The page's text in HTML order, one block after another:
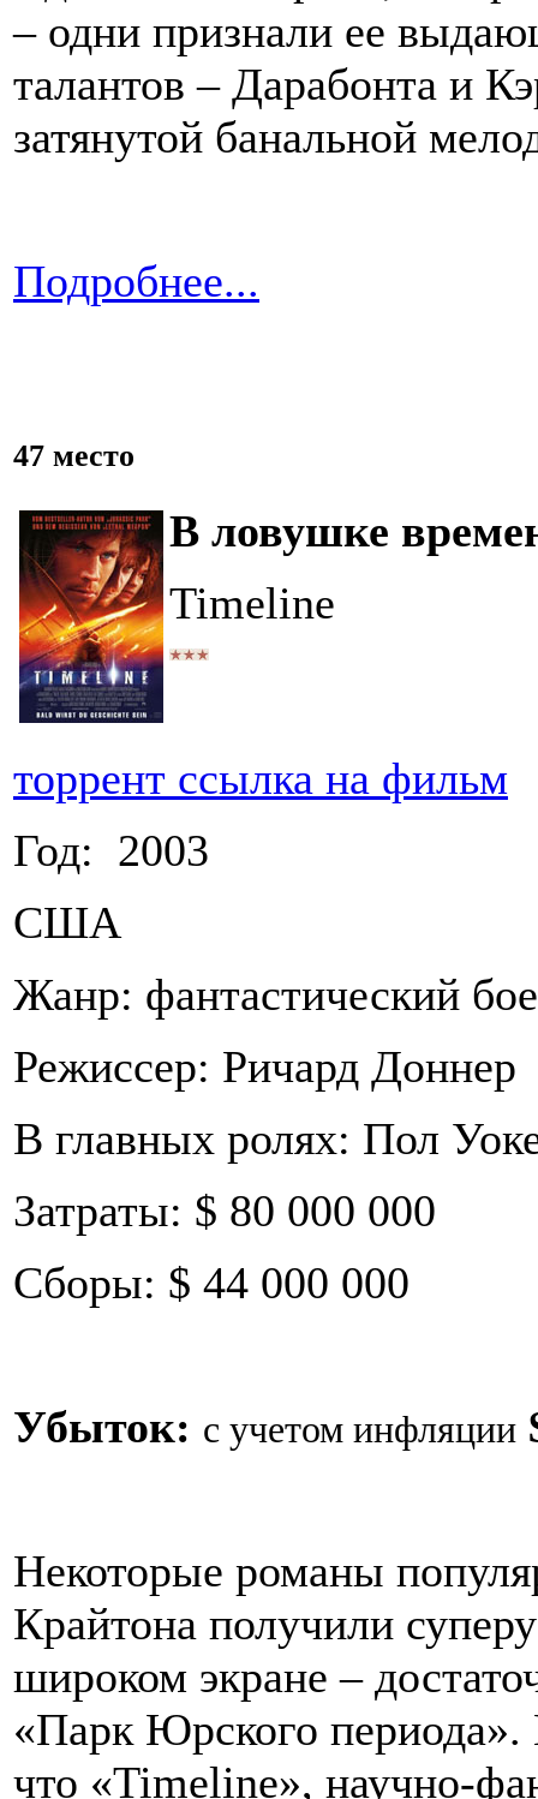
– одни признали ее
талантов – Дарабонта и
затянутой банальной
Подробнее...
47 место
В ловушке
Timeline
торрент ссылка на фильм
Год: 2003
США
Жанр: фантастический
Режиссер: Ричард Доннер
В главных ролях: Пол
Затраты: $ 80 000 000
Сборы: $ 44 000 000
Убыток: с учетом инфляции
Некоторые романы
Крайтона получили
широком экране –
«Парк Юрского
что «Timeline», научно-